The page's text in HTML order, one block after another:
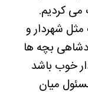
کردیم.
شهردار و
بچه ها
خوب باشد
میان